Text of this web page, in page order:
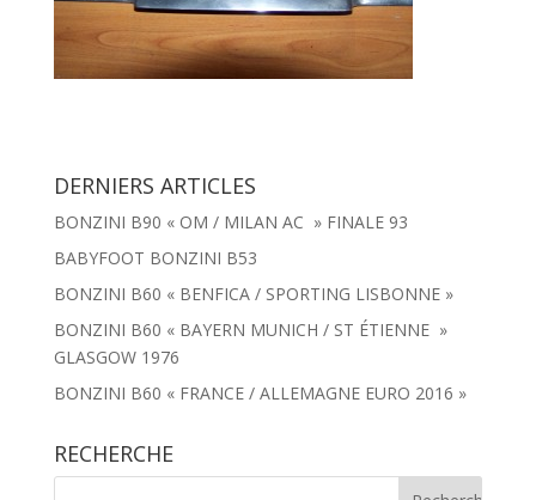
DERNIERS ARTICLES
BONZINI B90 « OM / MILAN AC » FINALE 93
BABYFOOT BONZINI B53
BONZINI B60 « BENFICA / SPORTING LISBONNE »
BONZINI B60 « BAYERN MUNICH / ST ÉTIENNE »
GLASGOW 1976
BONZINI B60 « FRANCE / ALLEMAGNE EURO 2016 »
RECHERCHE